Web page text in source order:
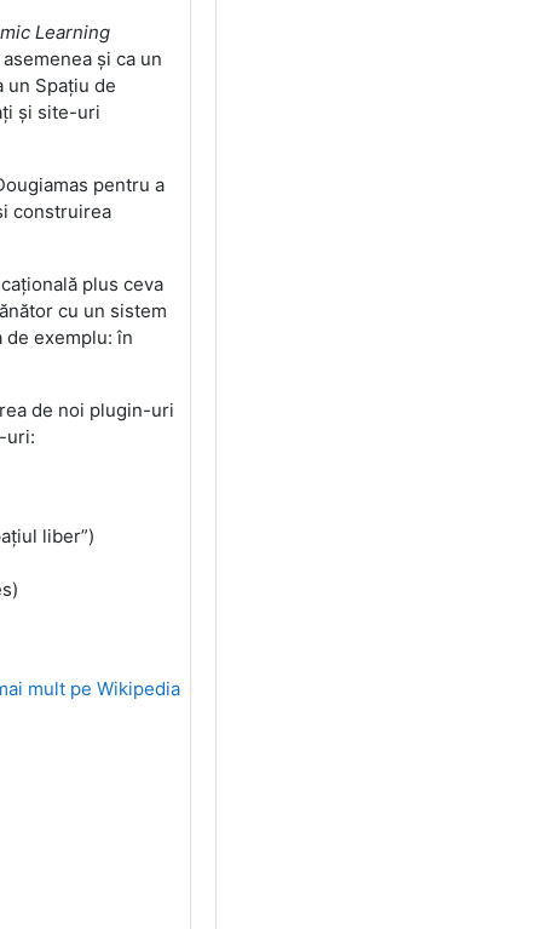
Learning
și ca un
un Spațiu de
și site-uri
pentru a
construirea
plus ceva
cu un sistem
exemplu: în
de noi plugin-uri
uri:
liber”)
mult pe Wikipedia